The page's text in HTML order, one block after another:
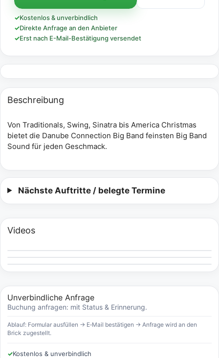
✓Kostenlos & unverbindlich
✓Direkte Anfrage an den Anbieter
✓Erst nach E-Mail-Bestätigung versendet
Beschreibung
Von Traditionals, Swing, Sinatra bis America Christmas
bietet die Danube Connection Big Band feinsten Big Band
Sound für jeden Geschmack.
Nächste Auftritte / belegte Termine
Videos
Unverbindliche Anfrage
Buchung anfragen: mit Status & Erinnerung.
Ablauf: Formular ausfüllen → E‑Mail bestätigen → Anfrage wird an den
Brick zugestellt.
✓Kostenlos & unverbindlich